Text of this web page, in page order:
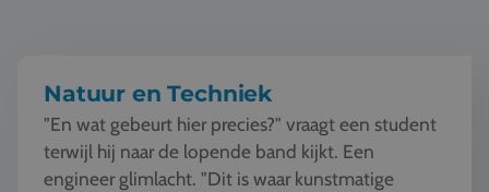
Natuur en Techniek
"En wat gebeurt hier precies?" vraagt een student
terwijl hij naar de lopende band kijkt. Een
engineer glimlacht. "Dit is waar kunstmatige